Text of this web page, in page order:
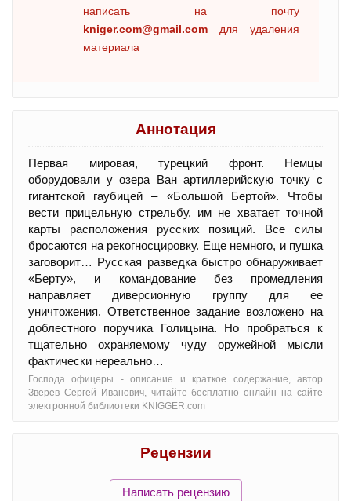
написать на почту
kniger.com@gmail.com для удаления
материала
Аннотация
Первая мировая, турецкий фронт. Немцы
оборудовали у озера Ван артиллерийскую точку с
гигантской гаубицей – «Большой Бертой». Чтобы
вести прицельную стрельбу, им не хватает точной
карты расположения русских позиций. Все силы
бросаются на рекогносцировку. Еще немного, и пушка
заговорит… Русская разведка быстро обнаруживает
«Берту», и командование без промедления
направляет диверсионную группу для ее
уничтожения. Ответственное задание возложено на
доблестного поручика Голицына. Но пробраться к
тщательно охраняемому чуду оружейной мысли
фактически нереально…
Господа офицеры - oписание и краткое содержание, автор
Зверев Сергей Иванович, читайте бесплатно онлайн на сайте
электронной библиотеки KNIGGER.com
Рецензии
Написать рецензию